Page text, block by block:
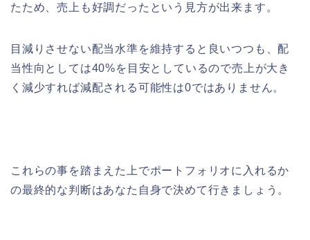
たため、売上も好調だったという見方が出来ます。
目減りさせない配当水準を維持すると良いつつも、配
当性向としては40%を目安としているので売上が大き
く減少すれば減配される可能性は0ではありません。
これらの事を踏まえた上でポートフォリオに入れるか
の最終的な判断はあなた自身で決めて行きましょう。